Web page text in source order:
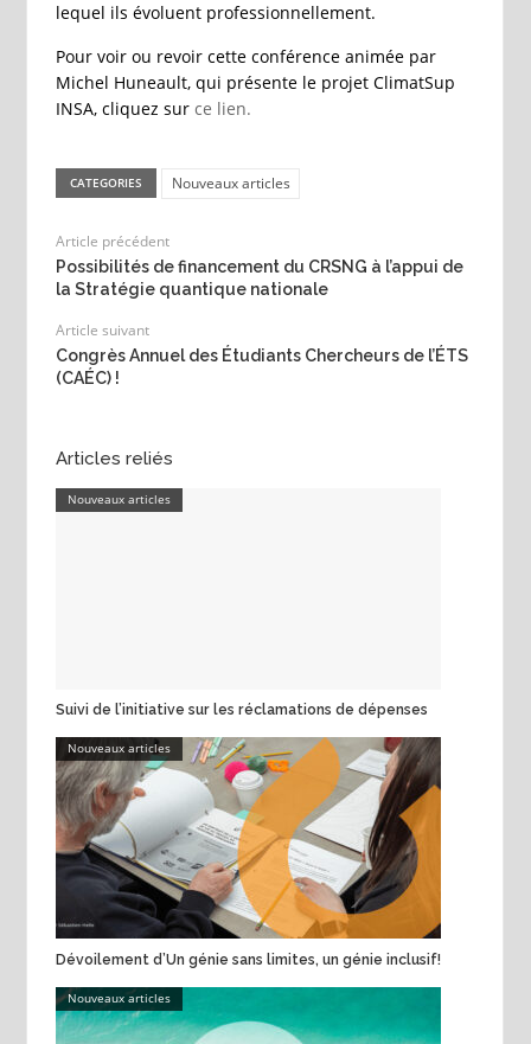
lequel ils évoluent professionnellement.
Pour voir ou revoir cette conférence animée par
Michel Huneault, qui présente le projet ClimatSup
INSA, cliquez sur ce lien.
CATEGORIES Nouveaux articles
Article précédent
Possibilités de financement du CRSNG à l’appui de
la Stratégie quantique nationale
Article suivant
Congrès Annuel des Étudiants Chercheurs de l’ÉTS
(CAÉC) !
Articles reliés
Nouveaux articles
Suivi de l’initiative sur les réclamations de dépenses
Nouveaux articles
Dévoilement d’Un génie sans limites, un génie inclusif!
Nouveaux articles